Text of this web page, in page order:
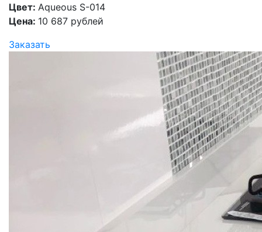
Цвет: Aqueous S-014
Цена: 10 687 рублей
Заказать